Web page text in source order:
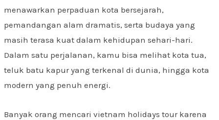
menawarkan perpaduan kota bersejarah,
pemandangan alam dramatis, serta budaya yang
masih terasa kuat dalam kehidupan sehari-hari.
Dalam satu perjalanan, kamu bisa melihat kota tua,
teluk batu kapur yang terkenal di dunia, hingga kota
modern yang penuh energi.
Banyak orang mencari vietnam holidays tour karena